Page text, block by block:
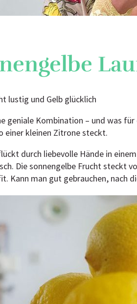
lustig und Gelb glücklich
geniale Kombination – und was
einer kleinen Zitrone steckt.
durch liebevolle Hände in
Die sonnengelbe Frucht steckt
Kann man gut gebrauchen, nach